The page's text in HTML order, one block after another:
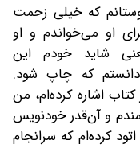
که خیلی زحمت
او می‌خواندم و او
شاید خودم این
که چاپ شود.
اشاره کرده‌ام، من
و آن‌قدر خودنویس
کرده‌ام که سرانجام